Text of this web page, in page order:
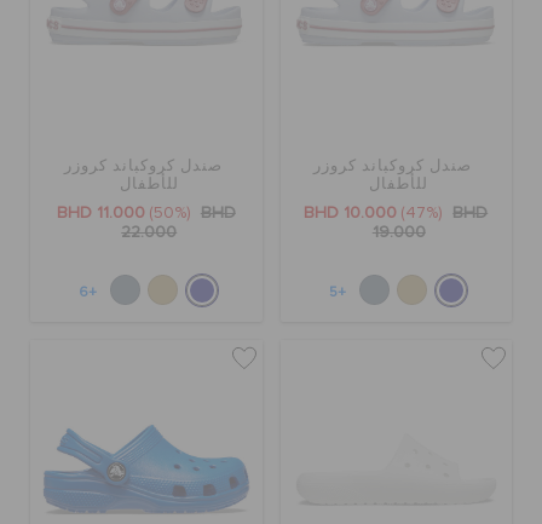
صندل كروكباند كروزر
للأطفال
BHD 10.000 (47%)
BHD
19.000
+5
صندل كروكباند كروزر
للأطفال
BHD 11.000 (50%)
BHD
22.000
+6